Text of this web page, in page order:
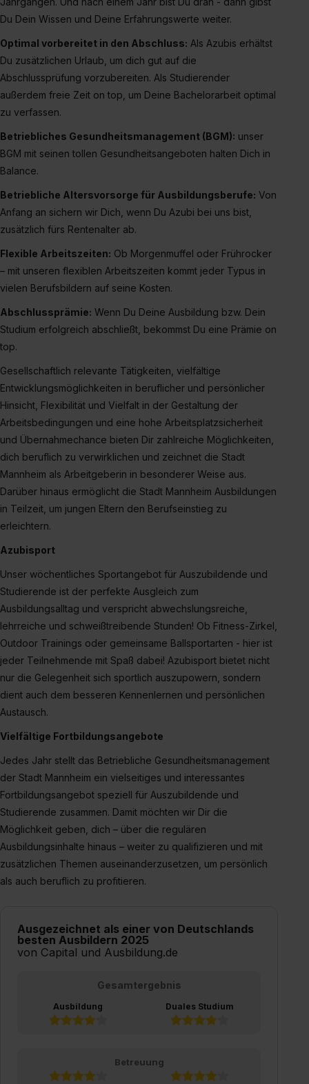
Eine Erlaubnis hierfür kannst du auch später noch im
bestimmte Verwendungszwecke zulassen, triff deine
Auswahl über die Checkboxen und klick auf „Auswahl
erlauben“. Die Einwilligung zur Platzierung von Cookies
der Kategorien „Präferenzen“, „Statistiken“ und „Social
Media und Marketing“ umfasst hierbei die Einwilligung
zur Übermittlung deiner Daten in die USA (Art. 49 Abs. 1
S. 1 lit. a) DS-GVO). Die USA verfügen über kein
angemessenes Datenschutzniveau (EuGH – Schrems
Wirkung für die Zukunft ganz oder teilweise über unsere
Datenschutzerklärung unter dem Punkt „Datenschutz-
Einstellungen“ widerrufen. Weitere Informationen zu den
zeigen“. Weitere Informationen:
Impressum.
Du Dein Wissen und Deine Erfahrungswerte weiter.
Optimal vorbereitet in den Abschluss: Als Azubis erhältst
Du zusätzlichen Urlaub, um dich gut auf die
Abschlussprüfung vorzubereiten. Als Studierender
außerdem freie Zeit on top, um Deine Bachelorarbeit optimal
zu verfassen.
Betriebliches Gesundheitsmanagement (BGM): unser
BGM mit seinen tollen Gesundheitsangeboten halten Dich in
Balance.
Betriebliche Altersvorsorge für Ausbildungsberufe: Von
Anfang an sichern wir Dich, wenn Du Azubi bei uns bist,
zusätzlich fürs Rentenalter ab.
Flexible Arbeitszeiten: Ob Morgenmuffel oder Frührocker
– mit unseren flexiblen Arbeitszeiten kommt jeder Typus in
vielen Berufsbildern auf seine Kosten.
Abschlussprämie: Wenn Du Deine Ausbildung bzw. Dein
Studium erfolgreich abschließt, bekommst Du eine Prämie on
top.
Gesellschaftlich relevante Tätigkeiten, vielfältige
Entwicklungsmöglichkeiten in beruflicher und persönlicher
Hinsicht, Flexibilität und Vielfalt in der Gestaltung der
Arbeitsbedingungen und eine hohe Arbeitsplatzsicherheit
und Übernahmechance bieten Dir zahlreiche Möglichkeiten,
dich beruflich zu verwirklichen und zeichnet die Stadt
Mannheim als Arbeitgeberin in besonderer Weise aus.
Darüber hinaus ermöglicht die Stadt Mannheim Ausbildungen
in Teilzeit, um jungen Eltern den Berufseinstieg zu
erleichtern.
Azubisport
Unser wöchentliches Sportangebot für Auszubildende und
Studierende ist der perfekte Ausgleich zum
Ausbildungsalltag und verspricht abwechslungsreiche,
lehrreiche und schweißtreibende Stunden! Ob Fitness-Zirkel,
Outdoor Trainings oder gemeinsame Ballsportarten - hier ist
jeder Teilnehmende mit Spaß dabei! Azubisport bietet nicht
nur die Gelegenheit sich sportlich auszupowern, sondern
dient auch dem besseren Kennenlernen und persönlichen
Austausch.
Vielfältige Fortbildungsangebote
Jedes Jahr stellt das Betriebliche Gesundheitsmanagement
der Stadt Mannheim ein vielseitiges und interessantes
Fortbildungsangebot speziell für Auszubildende und
Studierende zusammen. Damit möchten wir Dir die
Möglichkeit geben, dich – über die regulären
Ausbildungsinhalte hinaus – weiter zu qualifizieren und mit
zusätzlichen Themen auseinanderzusetzen, um persönlich
als auch beruflich zu profitieren.
Ausgezeichnet als einer von Deutschlands
besten Ausbildern 2025
von Capital und Ausbildung.de
Gesamtergebnis
Ausbildung Duales Studium
Betreuung